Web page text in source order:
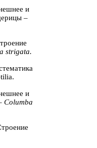
и
–
strigata.
.
и
Columba